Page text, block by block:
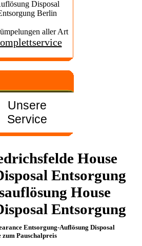
Disposal
Berlin
aller Art
Unsere
Service
House
Entsorgung
House
Entsorgung
Entsorgung-Auflösung Disposal
Pauschalpreis